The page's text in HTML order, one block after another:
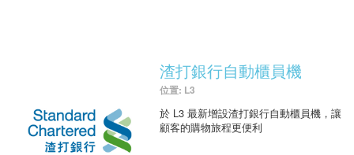
渣打銀行自動櫃員機
位置: L3
於 L3 最新增設渣打銀行自動櫃員機，讓
顧客的購物旅程更便利